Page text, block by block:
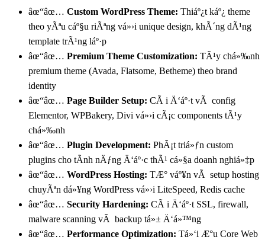
âœ“âœ… Custom WordPress Theme: Thiáº¿t káº¿ theme
theo yÃªu cáº§u riÃªng vá»›i unique design, khÃ´ng dÃ¹ng
template trÃ¹ng láº·p
âœ“âœ… Premium Theme Customization: TÃ¹y chá»‰nh
premium theme (Avada, Flatsome, Betheme) theo brand
identity
âœ“âœ… Page Builder Setup: CÃ i Ä‘áº·t vÃ config
Elementor, WPBakery, Divi vá»›i cÃ¡c components tÃ¹y
chá»‰nh
âœ“âœ… Plugin Development: PhÃ¡t triá»ƒn custom
plugins cho tÃ­nh nÄƒng Ä‘áº·c thÃ¹ cá»§a doanh nghiá»‡p
âœ“âœ… WordPress Hosting: TÆ° váº¥n vÃ setup hosting
chuyÃªn dá»¥ng WordPress vá»›i LiteSpeed, Redis cache
âœ“âœ… Security Hardening: CÃ i Ä‘áº·t SSL, firewall,
malware scanning vÃ backup tá»± Ä‘á»™ng
âœ“âœ… Performance Optimization: Tá»‘i Æ°u Core Web